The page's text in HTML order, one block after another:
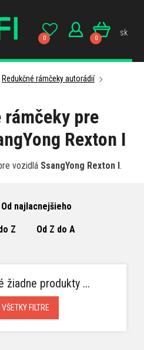
0 0
sk
Redukčné rámčeky autorádií
rámčeky pre
Rexton I
vozidlá SsangYong Rexton I.
Od najlacnejšieho
Z Od Z do A
žiadne produkty ...
FILTRE